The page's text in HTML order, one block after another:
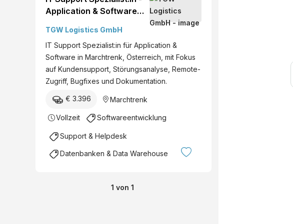
Application & Software
TGW Logistics GmbH
IT Support Spezialist:in für Application &
Software in Marchtrenk, Österreich, mit Fokus
auf Kundensupport, Störungsanalyse, Remote-
Zugriff, Bugfixes und Dokumentation.
€ 3.396 Marchtrenk
Vollzeit Softwareentwicklung
Support & Helpdesk
Datenbanken & Data Warehouse
1 von 1